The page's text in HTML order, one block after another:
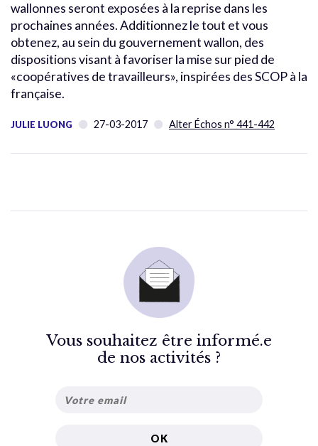
wallonnes seront exposées à la reprise dans les
prochaines années. Additionnez le tout et vous
obtenez, au sein du gouvernement wallon, des
dispositions visant à favoriser la mise sur pied de
«coopératives de travailleurs», inspirées des SCOP à la
française.
JULIE LUONG 27-03-2017 Alter Échos n° 441-442
Vous souhaitez être informé.e
de nos activités ?